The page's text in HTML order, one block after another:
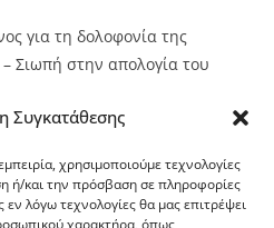
Συγκατάθεσης
χρησιμοποιούμε τεχνολογίες
ή/και την πρόσβαση σε πληροφορίες
λόγω τεχνολογίες θα μας επιτρέψει
χαρακτήρα, όπως
για τη δολοφονία της
Σιωπή στην απολογία του